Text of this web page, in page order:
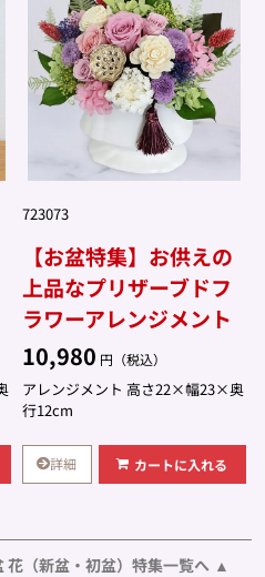
723073
【お盆特集】お供えの
上品なプリザーブドフ
ラワーアレンジメント
10,980 円（税込）
アレンジメント 高さ22×幅23×奥
行12cm
詳細 カートに入れる
花（新盆・初盆）特集一覧へ